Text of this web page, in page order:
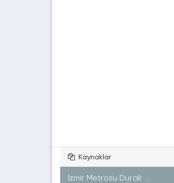
Kaynaklar
İzmir Metrosu Durak ...